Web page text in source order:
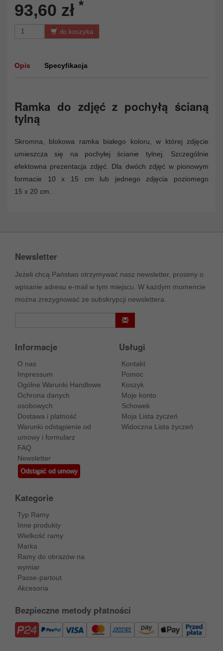
93,60 zł *
do koszyka
Opis Specyfikacja
Ramka do zdjęć z pochyłą ścianą
tylną
Skromna, blokowa ramka białego koloru, w której zdjęcie
umieszcza się na pochyłej ścianie tylnej. Szczególnie
efektowna prezentacja zdjęć. Dla dwóch zdjęć w pionowym
formacie 10 x 15 cm lub jednego zdjęcia poziomego
15 x 20 cm.
Newsletter
Jeżeli chcą Państwo otrzymywać nasz newsletter, prosimy o
wpisanie adresu e-mail w tym miejscu. W każdym momencie
można zrezygnować ze subskrypcji newslettera.
Informacje
O nas
Impressum
Ogólne Warunki Handlowe
Ochrona danych
osobowych
Dostawa i platność
Warunki odstąpienie od
umowy i formularz
FAQ
Newsletter
Odstąpić od umowy
Usługi
Kontakt
Pomoc
Koszyk
Moje konto
Schowek
Moja Lista życzeń
Widoczna Lista życzeń
Kategorie
Typ Ramy
Inne produkty
Wielkość ramy
Marka
Ramy do obrazów na
wymiar
Passe-partout
Akcesoria
Bezpieczne metody płatności